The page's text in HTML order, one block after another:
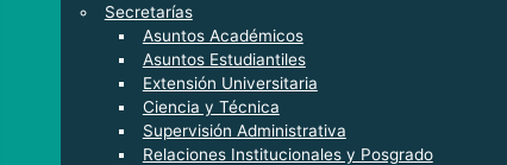
Secretarías
Asuntos Académicos
Asuntos Estudiantiles
Extensión Universitaria
Ciencia y Técnica
Supervisión Administrativa
Relaciones Institucionales y Posgrado